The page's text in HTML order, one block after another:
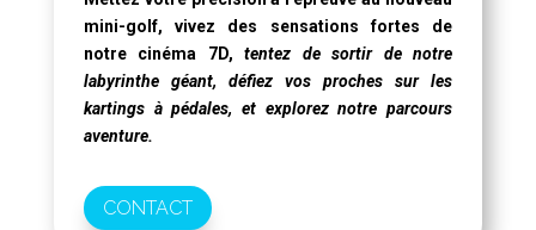
mini-golf, vivez des sensations fortes de
notre cinéma 7D,tentez de sortir de notre
labyrinthe géant, défiez vos proches sur les
kartings à pédales, et explorez notre parcours
aventure.
CONTACT